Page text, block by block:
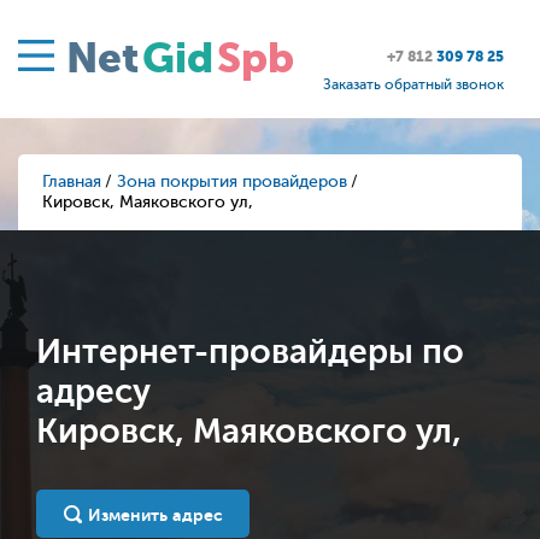
NetGidSpb +7 812 309 78 25
Заказать обратный звонок
Главная
Зона покрытия провайдеров
Кировск, Маяковского ул,
Интернет-провайдеры по
адресу
Кировск, Маяковского ул,
Изменить адрес